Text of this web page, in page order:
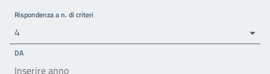
Rispondenza a n. di criteri
4
DA